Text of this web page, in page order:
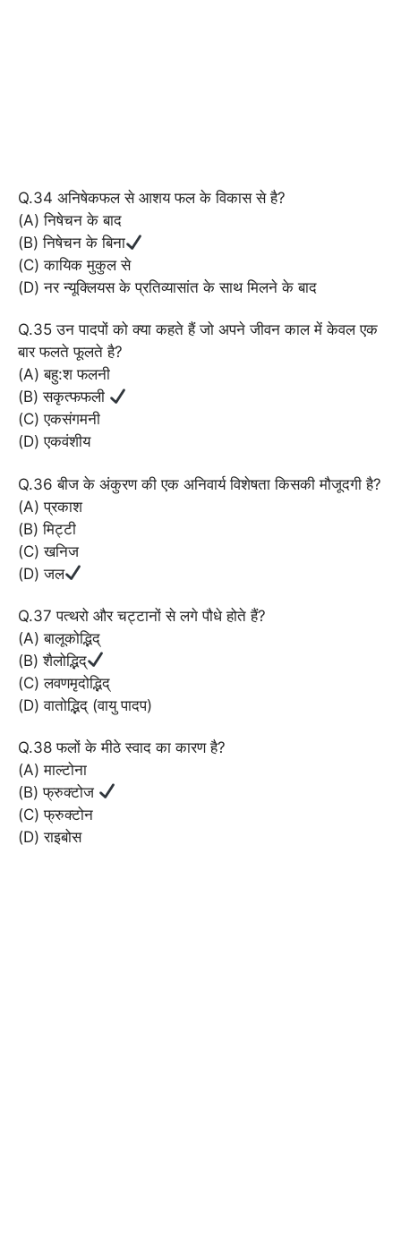
Q.34 अनिषेकफल से आशय फल के विकास से है?
(A) निषेचन के बाद
(B) निषेचन के बिना
(C) कायिक मुकुल से
(D) नर न्यूक्लियस के प्रतिव्यासांत के साथ मिलने के बाद
Q.35 उन पादपों को क्या कहते हैं जो अपने जीवन काल में केवल एक
बार फलते फूलते है?
(A) बहु:श फलनी
(B) सकृत्फफली
(C) एकसंगमनी
(D) एकवंशीय
Q.36 बीज के अंकुरण की एक अनिवार्य विशेषता किसकी मौजूदगी है?
(A) प्रकाश
(B) मिट्टी
(C) खनिज
(D) जल
Q.37 पत्थरो और चट्टानों से लगे पौधे होते हैं?
(A) बालूकोद्भिद्
(B) शैलोद्भिद्
(C) लवणमृदोद्भिद्
(D) वातोद्भिद् (वायु पादप)
Q.38 फलों के मीठे स्वाद का कारण है?
(A) माल्टोना
(B) फ्रुक्टोज
(C) फ्रुक्टोन
(D) राइबोस